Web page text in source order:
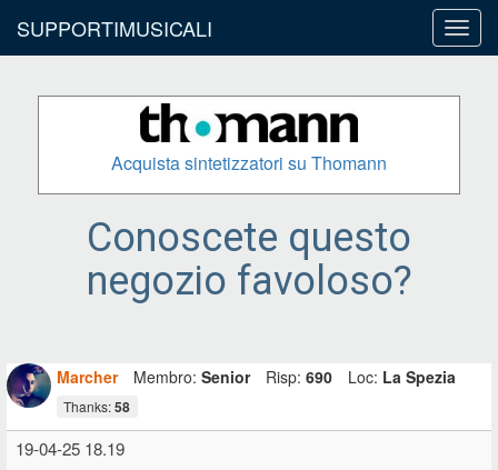
SUPPORTIMUSICALI
Acquista sintetizzatori su Thomann
Conoscete questo
negozio favoloso?
Marcher Membro: Senior Risp: 690 Loc: La Spezia
Thanks:58
19-04-25 18.19